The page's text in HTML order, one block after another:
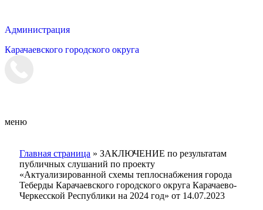
Администрация
Карачаевского городского округа
меню
Главная страница » ЗАКЛЮЧЕНИЕ по результатам
публичных слушаний по проекту
«Актуализированной схемы теплоснабжения города
Теберды Карачаевского городского округа Карачаево-
Черкесской Республики на 2024 год» от 14.07.2023